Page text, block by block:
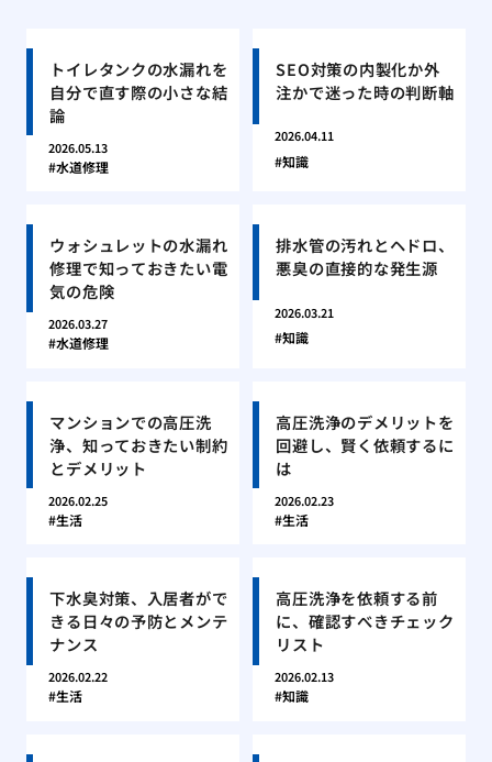
トイレタンクの水漏れを
自分で直す際の小さな結
論
2026.05.13
水道修理
SEO対策の内製化か外
注かで迷った時の判断軸
2026.04.11
知識
ウォシュレットの水漏れ
修理で知っておきたい電
気の危険
2026.03.27
水道修理
排水管の汚れとヘドロ、
悪臭の直接的な発生源
2026.03.21
知識
マンションでの高圧洗
浄、知っておきたい制約
とデメリット
2026.02.25
生活
高圧洗浄のデメリットを
回避し、賢く依頼するに
は
2026.02.23
生活
下水臭対策、入居者がで
きる日々の予防とメンテ
ナンス
2026.02.22
生活
高圧洗浄を依頼する前
に、確認すべきチェック
リスト
2026.02.13
知識